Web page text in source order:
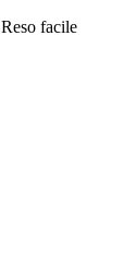
Reso facile